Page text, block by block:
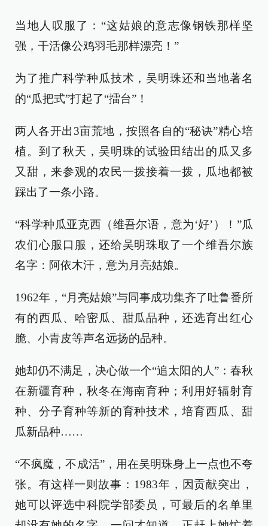
当地人叹服了：“这姑娘的意志像钢铁那样坚
强，干活像公鸡羽毛那样漂亮！”
为了推广科学种瓜技术，吴明珠还和当地著名
的“瓜把式”打起了“擂台”！
两人各开出3亩荒地，按照各自的“秘诀”精心培
植。到了秋天，吴明珠的试验田结出的瓜又多
又甜，来参观的农民一拨接着一拨，瓜地都被
踩出了一条小路。
“科学种瓜亚克西（维吾尔语，意为‘好’）！”瓜
农们心服口服，还给吴明珠取了一个维吾尔族
名字：阿依木汗，意为月亮姑娘。
1962年，“月亮姑娘”与同事成功集齐了吐鲁番所
有的西瓜、哈密瓜、甜瓜品种，还选育出红心
脆、小青皮等声名远扬的品种。
她却仍不满足，决心做一个“追太阳的人”：春秋
在新疆育种，秋冬在海南育种；利用好辐射育
种、分子育种等新的育种技术，培育西瓜、甜
瓜新品种……
“不疯魔，不成活”，用在吴明珠身上一点也不夸
张。有这样一则故事：1983年，因贡献突出，
她可以评选中科院学部委员，可最后的名单里